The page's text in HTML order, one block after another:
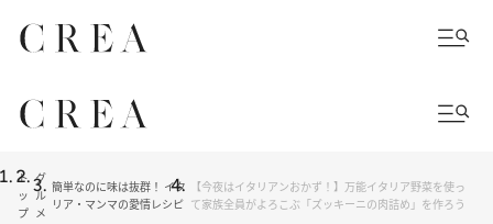
ト
ッ
プ
グ
ル
メ
簡単なのに味は抜群！ イタ
リア・マンマの愛情レシピ
【今夜はイタリアンおかず！】万能イタリア野菜を使っ
て家族全員がよろこぶ「ズッキーニの肉詰め」を作ろう